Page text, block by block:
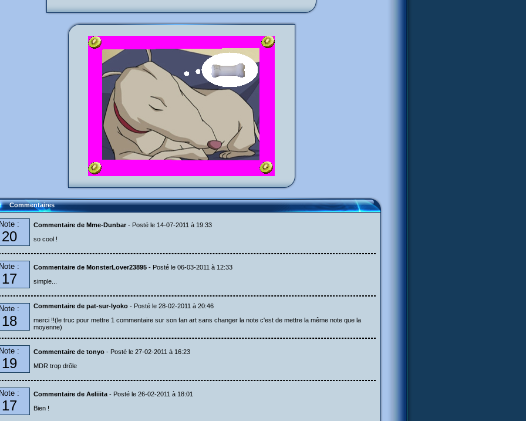
Commentaires
Note :
20
Commentaire de Mme-Dunbar - Posté le 14-07-2011 à 19:33
so cool !
Note :
17
Commentaire de MonsterLover23895 - Posté le 06-03-2011 à 12:33
simple...
Note :
18
Commentaire de pat-sur-lyoko - Posté le 28-02-2011 à 20:46
merci !!(le truc pour mettre 1 commentaire sur son fan art sans changer la note c'est de mettre la même note que la
moyenne)
Note :
19
Commentaire de tonyo - Posté le 27-02-2011 à 16:23
MDR trop drôle
Note :
17
Commentaire de Aeliiita - Posté le 26-02-2011 à 18:01
Bien !